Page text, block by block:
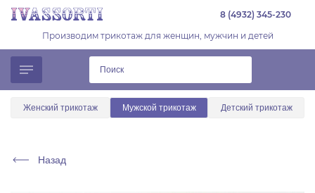
8 (4932) 345-230
Производим трикотаж для женщин, мужчин и детей
Женский трикотаж Мужской трикотаж Детский трикотаж
Назад